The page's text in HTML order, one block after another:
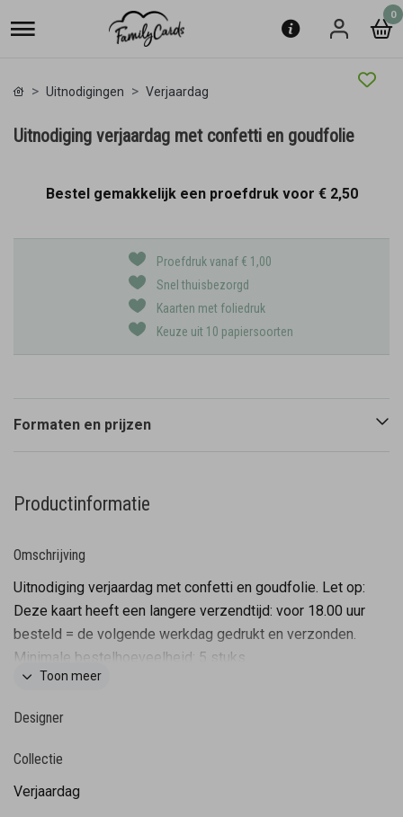
0
Uitnodigingen Verjaardag
Uitnodiging verjaardag met confetti en goudfolie
Bestel gemakkelijk een proefdruk voor € 2,50
Proefdruk vanaf € 1,00
Snel thuisbezorgd
Kaarten met foliedruk
Keuze uit 10 papiersoorten
Formaten en prijzen
Productinformatie
Omschrijving
Uitnodiging verjaardag met confetti en goudfolie. Let op:
Deze kaart heeft een langere verzendtijd: voor 18.00 uur
besteld = de volgende werkdag gedrukt en verzonden.
Minimale bestelhoeveelheid: 5 stuks.
Toon meer
Designer
Collectie
Verjaardag